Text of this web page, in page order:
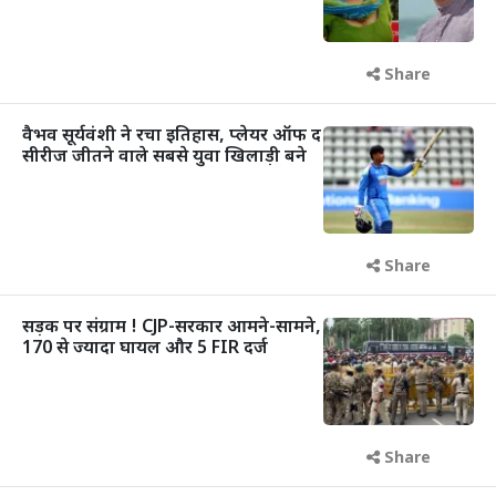
Share
वैभव सूर्यवंशी ने रचा इतिहास, प्लेयर ऑफ द
सीरीज जीतने वाले सबसे युवा खिलाड़ी बने
Share
सड़क पर संग्राम ! CJP-सरकार आमने-सामने,
170 से ज्यादा घायल और 5 FIR दर्ज
Share